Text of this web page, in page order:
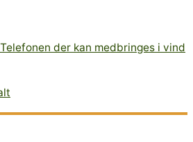
der kan medbringes i vind